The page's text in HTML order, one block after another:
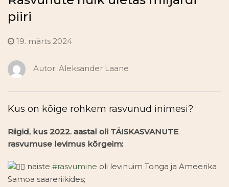
piiri
19. märts 2024
Autor: Aleksander Laane
Kus on kõige rohkem rasvunud inimesi?
Riigid, kus 2022. aastal oli TÄISKASVANUTE
rasvumuse levimus kõrgeim:
naiste #rasvumine oli levinuim Tonga ja Ameerika
Samoa saareriikides;